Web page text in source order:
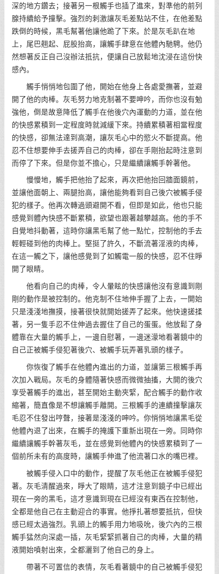
深的地方鑽去；接著另一根觸手也插了進來，對準他的前列
腺持續給予撞擊。強烈的刺激讓灰毛差點站不住，在他差點
跌倒的時候，黑毛幫著他讓他跪了下來。於是灰毛趴在地
上，尾巴翹起、屁股抬高，讓觸手肆意在他體內馳騁。他仍
然想著反正自己沒辦法抵抗，便讓自己放鬆地沈浸在這份快
感內。
觸手悄悄地包圍了他，開始在他身上各處愛撫著，並避
開了他的肉棒。灰毛努力地克制著不要呻吟，而你也沒有勉
強他，倒是故意降低了觸手在他後穴內運動的力道，並在他
的快感累積到一定程度時就減緩下來。持續累積著相當程度
的快感，卻無法達到高潮，讓灰毛心中的慾火不斷提高。他
忍不住想要伸手去搓弄自己的肉棒，卻在手剛抬起時注意到
而停了下來。但是你並不擔心，只是繼續讓觸手幹著他。
慢慢地，觸手把他抬了起來，再次把他抬回牆面鏡前，
並讓他面朝上、兩腿抬高，讓他能夠看到自己後穴被觸手侵
犯的樣子。他再次轉過頭避開不看，但即是如此，他也只能
感覺到體內快感不斷累積，欲望也跟著越攀越高。他的手不
自覺地抖動著，這時你讓黑毛幫了他一點忙，控制他的手去
輕輕碰到他的肉棒上。堅挺了許久，不斷流著淫液的肉棒，
在這一觸之下，讓他感覺到了如觸電一般的快感，忍不住睜
開了眼睛。
他看向自己的肉棒，令人暈眩的快感讓他沒有意識到剛
剛的動作是被控制的。他克制不住地伸手握了上去，一開始
只是淺淺地撫摸，接著很快就開始搓弄了起來。他快速搓揉
著，另一隻手忍不住伸過去握住了自己的蛋蛋。他放鬆了身
體靠在大量的觸手上，一邊自慰著，一邊迷濛地看著鏡中的
自己正被觸手侵犯著後穴、被觸手玩弄著乳頭的樣子。
你恢復了觸手在他體內進出的力道，並讓第三根觸手再
次加入戰局。灰毛的身體隨著快感而微微抽搐，大開的後穴
享受著觸手的進出，甚至開始主動夾緊，配合觸手的動作收
縮著，簡直像是不想讓觸手離開。三根觸手的連續撞擊讓灰
毛忍不住發出哼聲，接著是淺淺的呻吟。你悄悄地讓黑毛從
他體內退了出來，在觸手的掩護下重新出現在一旁。同時你
繼續讓觸手幹著灰毛，並在感覺到他體內的快感累積到了一
個前所未有的高度時，讓觸手伸進了他流著口水的嘴巴裡。
被觸手侵入口中的動作，提醒了灰毛他正在被觸手侵犯
著。灰毛清醒過來，睜大了眼睛，這才注意到鏡子中已經出
現在一旁的黑毛，這才意識到現在已經沒有東西在控制他，
全都是他自己在主動迎合的事實。他掙扎著想要抵抗，但快
感已經太過強烈。乳頭上的觸手用力地吸吮，後穴內的三根
觸手猛然向深處一插，灰毛緊緊抓著自己的肉棒，大量的精
液開始噴射出來，全都灑到了他自己的身上。
帶著不可置信的表情，灰毛看著鏡中的自己被觸手侵犯